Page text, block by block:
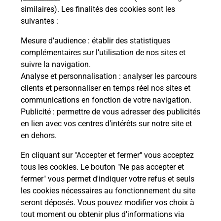
similaires). Les finalités des cookies sont les
suivantes :
Mesure d’audience : établir des statistiques
complémentaires sur l’utilisation de nos sites et
suivre la navigation.
Analyse et personnalisation : analyser les parcours
clients et personnaliser en temps réel nos sites et
communications en fonction de votre navigation.
Publicité : permettre de vous adresser des publicités
en lien avec vos centres d’intérêts sur notre site et
en dehors.
En cliquant sur "Accepter et fermer" vous acceptez
tous les cookies. Le bouton "Ne pas accepter et
fermer" vous permet d'indiquer votre refus et seuls
les cookies nécessaires au fonctionnement du site
seront déposés. Vous pouvez modifier vos choix à
tout moment ou obtenir plus d'informations via
Itinéraire
Boîte aux lettres La Poste
Collecte du courrier aujourd'hui à 09h00
3 Place Du Commerce
04160
Chateau Arnoux Saint Auban
Itinéraire
Le lien s'ouvre dans un nouvel onglet
Localiser Liste Boîtes aux lettres
Alpes-de-Haute-Provence
Chateau Arnoux Saint Auban